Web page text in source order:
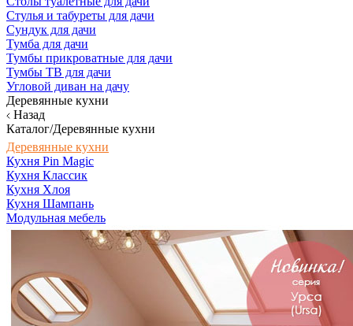
Стулья и табуреты для дачи
Сундук для дачи
Тумба для дачи
Тумбы прикроватные для дачи
Тумбы ТВ для дачи
Угловой диван на дачу
Деревянные кухни
Назад
Каталог/Деревянные кухни
Деревянные кухни
Кухня Pin Magic
Кухня Классик
Кухня Хлоя
Кухня Шампань
Модульная мебель